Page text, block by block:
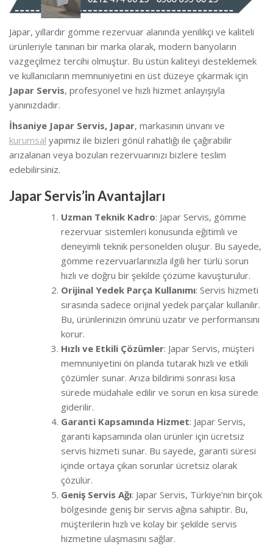
Japar, yıllardır gömme rezervuar alanında yenilikçi ve kaliteli
ürünleriyle tanınan bir marka olarak, modern banyoların
vazgeçilmez tercihi olmuştur. Bu üstün kaliteyi desteklemek
ve kullanıcıların memnuniyetini en üst düzeye çıkarmak için
Japar Servis, profesyonel ve hızlı hizmet anlayışıyla
yanınızdadır.
İhsaniye Japar Servis, Japar, markasının ünvanı ve
kurumsal yapımız ile bizleri gönül rahatlığı ile çağırabilir
arızalanan veya bozulan rezervuarınızı bizlere teslim
edebilirsiniz.
Japar Servis’in Avantajları
Uzman Teknik Kadro: Japar Servis, gömme
rezervuar sistemleri konusunda eğitimli ve
deneyimli teknik personelden oluşur. Bu sayede,
gömme rezervuarlarınızla ilgili her türlü sorun
hızlı ve doğru bir şekilde çözüme kavuşturulur.
Orijinal Yedek Parça Kullanımı: Servis hizmeti
sırasında sadece orijinal yedek parçalar kullanılır.
Bu, ürünlerinizin ömrünü uzatır ve performansını
korur.
Hızlı ve Etkili Çözümler: Japar Servis, müşteri
memnuniyetini ön planda tutarak hızlı ve etkili
çözümler sunar. Arıza bildirimi sonrası kısa
sürede müdahale edilir ve sorun en kısa sürede
giderilir.
Garanti Kapsamında Hizmet: Japar Servis,
garanti kapsamında olan ürünler için ücretsiz
servis hizmeti sunar. Bu sayede, garanti süresi
içinde ortaya çıkan sorunlar ücretsiz olarak
çözülür.
Geniş Servis Ağı: Japar Servis, Türkiye’nin birçok
bölgesinde geniş bir servis ağına sahiptir. Bu,
müşterilerin hızlı ve kolay bir şekilde servis
hizmetine ulaşmasını sağlar.